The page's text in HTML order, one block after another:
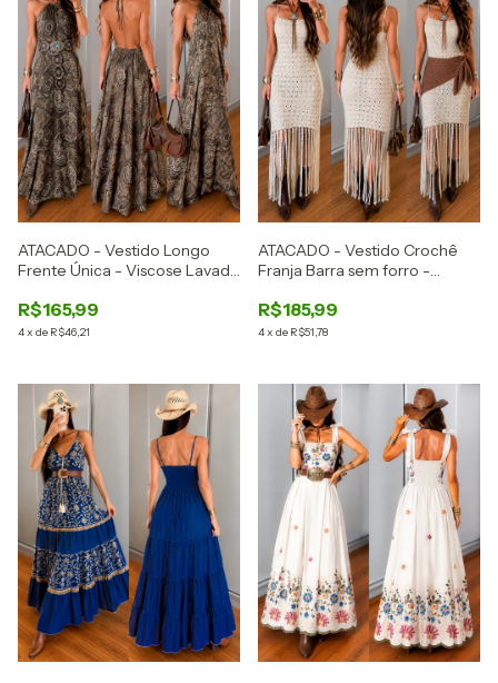
ATACADO - Vestido Longo
Frente Única - Viscose Lavada
R$165,99
4x de R$46,21
ATACADO - Vestido Crochê
Franja Barra sem forro -
R$185,99
4x de R$51,78